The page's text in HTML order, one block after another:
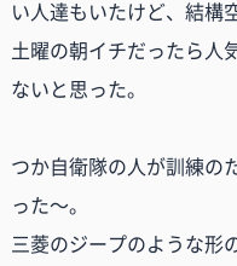
い人達もいたけど、結構
土曜の朝イチだったら人
ないと思った。
つか自衛隊の人が訓練の
った～。
三菱のジープのような形